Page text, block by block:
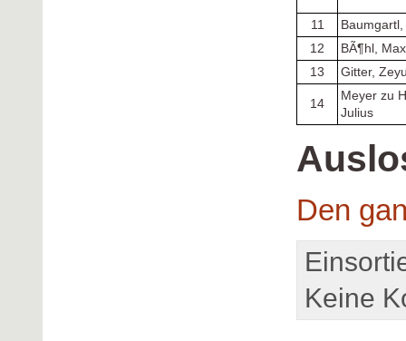
11
12
BÃ¶hl, Max
13
Gitter,
14
Meyer zu
Julius
Den
Keine